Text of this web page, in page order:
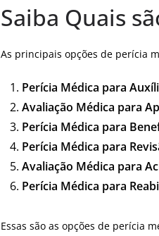
Saiba Quais
As principais opções de perícia
Perícia Médica para
Avaliação Médica para
Perícia Médica para
Perícia Médica para
Avaliação Médica para
Perícia Médica para
Essas são as opções de perícia